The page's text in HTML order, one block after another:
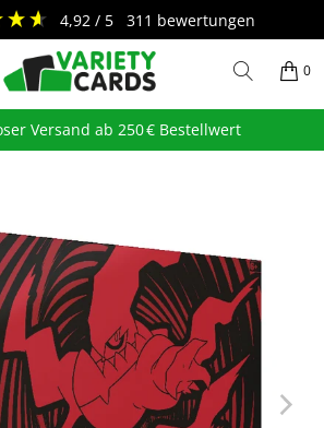
0
4,92 / 5 311 bewertungen
Versand ab 250 € Bestellwert